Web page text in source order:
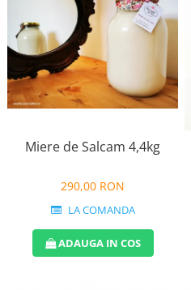
Miere de Salcam 4,4kg
290,00 RON
LA COMANDA
ADAUGA IN COS